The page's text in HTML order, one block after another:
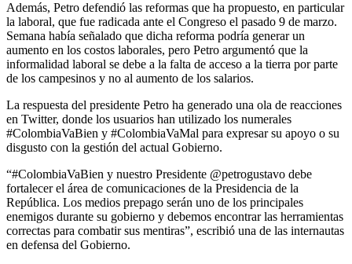
Además, Petro defendió las reformas que ha propuesto, en particular
la laboral, que fue radicada ante el Congreso el pasado 9 de marzo.
Semana había señalado que dicha reforma podría generar un
aumento en los costos laborales, pero Petro argumentó que la
informalidad laboral se debe a la falta de acceso a la tierra por parte
de los campesinos y no al aumento de los salarios.
La respuesta del presidente Petro ha generado una ola de reacciones
en Twitter, donde los usuarios han utilizado los numerales
#ColombiaVaBien y #ColombiaVaMal para expresar su apoyo o su
disgusto con la gestión del actual Gobierno.
“#ColombiaVaBien y nuestro Presidente @petrogustavo debe
fortalecer el área de comunicaciones de la Presidencia de la
República. Los medios prepago serán uno de los principales
enemigos durante su gobierno y debemos encontrar las herramientas
correctas para combatir sus mentiras”, escribió una de las internautas
en defensa del Gobierno.